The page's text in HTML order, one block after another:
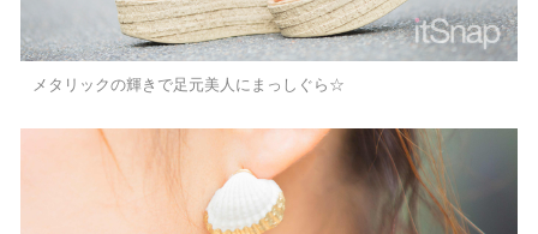
メタリックの輝きで足元美人にまっしぐら☆